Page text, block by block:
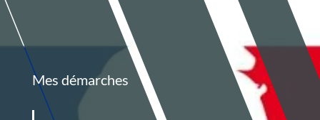
Mes démarches